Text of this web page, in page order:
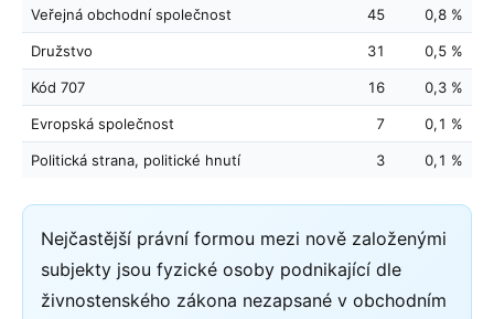
Veřejná obchodní společnost 45 0,8 %
Družstvo 31 0,5 %
Kód 707 16 0,3 %
Evropská společnost 7 0,1 %
Politická strana, politické hnutí 3 0,1 %
Nejčastější právní formou mezi nově založenými
subjekty jsou fyzické osoby podnikající dle
živnostenského zákona nezapsané v obchodním